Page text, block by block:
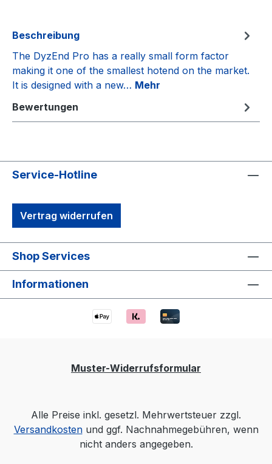
Beschreibung
The DyzEnd Pro has a really small form factor
making it one of the smallest hotend on the market.
It is designed with a new… Mehr
Bewertungen
Service-Hotline
Vertrag widerrufen
Shop Services
Informationen
Muster-Widerrufsformular
Alle Preise inkl. gesetzl. Mehrwertsteuer zzgl.
Versandkostenund ggf. Nachnahmegebühren, wenn
nicht anders angegeben.